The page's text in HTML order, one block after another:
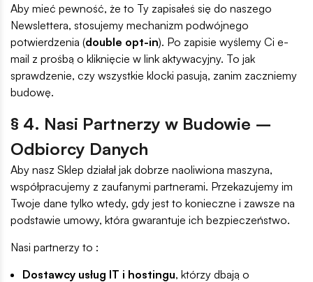
Aby mieć pewność, że to Ty zapisałeś się do naszego
Newslettera, stosujemy mechanizm podwójnego
potwierdzenia (double opt-in). Po zapisie wyślemy Ci e-
mail z prośbą o kliknięcie w link aktywacyjny. To jak
sprawdzenie, czy wszystkie klocki pasują, zanim zaczniemy
budowę.
§ 4. Nasi Partnerzy w Budowie –
Odbiorcy Danych
Aby nasz Sklep działał jak dobrze naoliwiona maszyna,
współpracujemy z zaufanymi partnerami. Przekazujemy im
Twoje dane tylko wtedy, gdy jest to konieczne i zawsze na
podstawie umowy, która gwarantuje ich bezpieczeństwo.
Nasi partnerzy to :
Dostawcy usług IT i hostingu, którzy dbają o